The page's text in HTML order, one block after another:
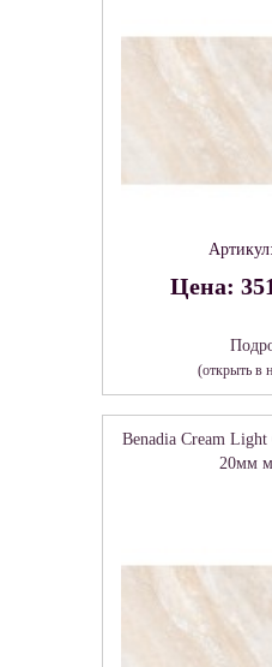
Артикул:
Цена:
(открыть в
Benadia Cream
20мм